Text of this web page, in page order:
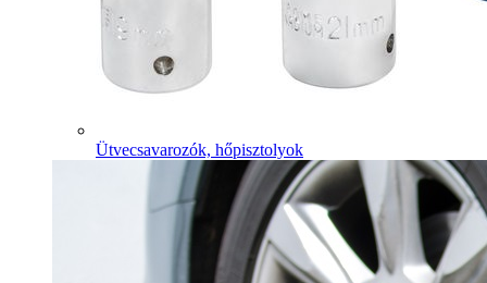
Ütvecsavarozók, hőpisztolyok